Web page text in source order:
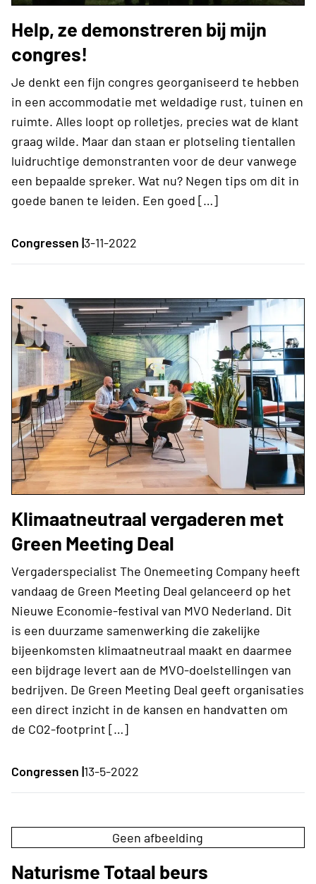
Help, ze demonstreren bij mijn
congres!
Je denkt een fijn congres georganiseerd te hebben
in een accommodatie met weldadige rust, tuinen en
ruimte. Alles loopt op rolletjes, precies wat de klant
graag wilde. Maar dan staan er plotseling tientallen
luidruchtige demonstranten voor de deur vanwege
een bepaalde spreker. Wat nu? Negen tips om dit in
goede banen te leiden. Een goed […]
Congressen |3-11-2022
Klimaatneutraal vergaderen met
Green Meeting Deal
Vergaderspecialist The Onemeeting Company heeft
vandaag de Green Meeting Deal gelanceerd op het
Nieuwe Economie-festival van MVO Nederland. Dit
is een duurzame samenwerking die zakelijke
bijeenkomsten klimaatneutraal maakt en daarmee
een bijdrage levert aan de MVO-doelstellingen van
bedrijven. De Green Meeting Deal geeft organisaties
een direct inzicht in de kansen en handvatten om
de CO2-footprint […]
Congressen |13-5-2022
Geen afbeelding
Naturisme Totaal beurs